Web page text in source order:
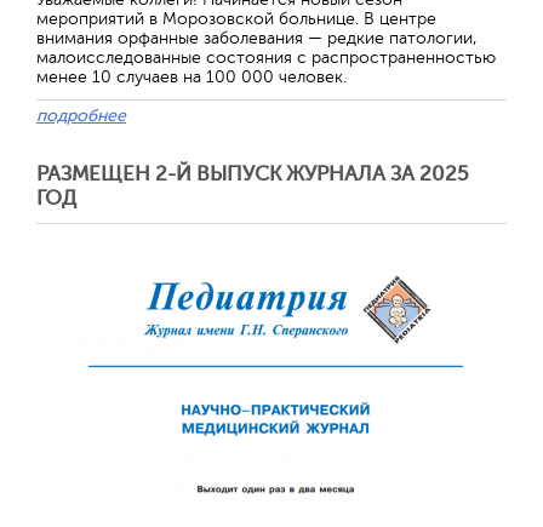
мероприятий в Морозовской больнице. В центре
внимания орфанные заболевания — редкие патологии,
малоисследованные состояния с распространенностью
менее 10 случаев на 100 000 человек.
подробнее
РАЗМЕЩЕН 2-Й ВЫПУСК ЖУРНАЛА ЗА 2025
ГОД